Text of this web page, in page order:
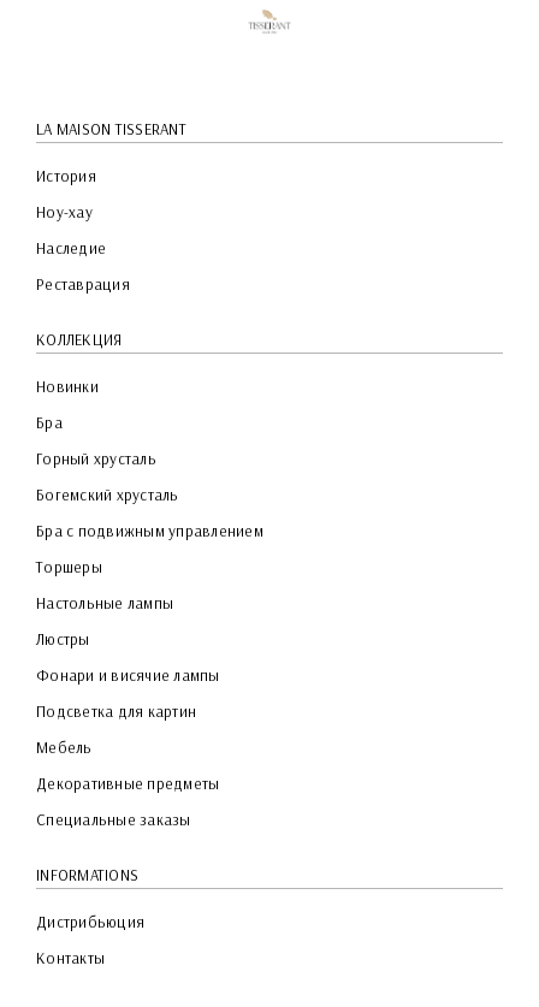
LA MAISON TISSERANT
История
Ноу-хау
Наследие
Реставрация
КОЛЛЕКЦИЯ
Новинки
Бра
Горный хрусталь
Богемский хрусталь
Бра с подвижным управлением
Торшеры
Настольные лампы
Люстры
Фонари и висячие лампы
Подсветка для картин
Мебель
Декоративные предметы
Специальные заказы
INFORMATIONS
Дистрибьюция
Контакты